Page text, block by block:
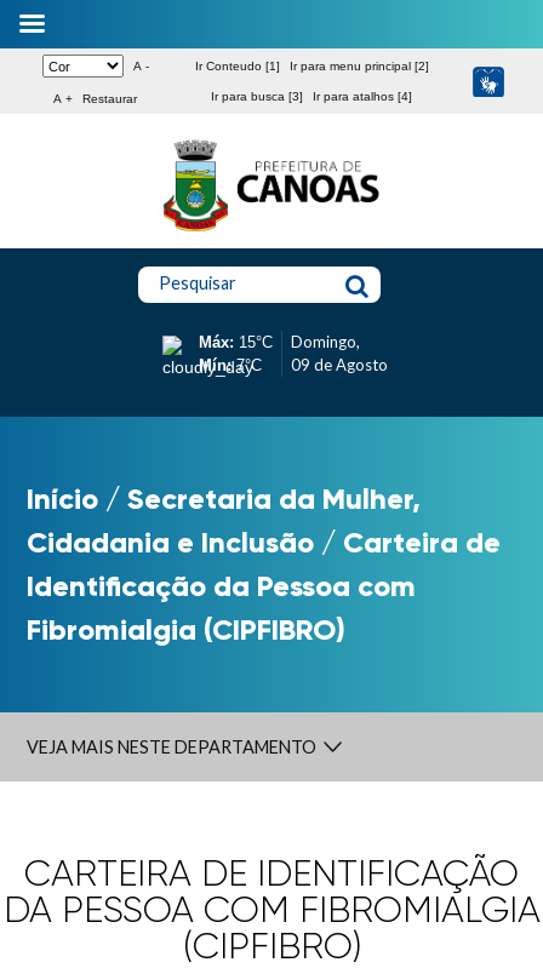
A -
A + Restaurar
Ir Conteudo [1] Ir para menu principal [2]
Ir para busca [3] Ir para atalhos [4]
Pesquisar
Máx: 15°C
Mín:7°C
Domingo,
09 de Agosto
Início /Secretaria da Mulher,
Cidadania e Inclusão / Carteira de
Identificação da Pessoa com
Fibromialgia (CIPFIBRO)
VEJA MAIS NESTE DEPARTAMENTO
CARTEIRA DE IDENTIFICAÇÃO
DA PESSOA COM FIBROMIALGIA
(CIPFIBRO)